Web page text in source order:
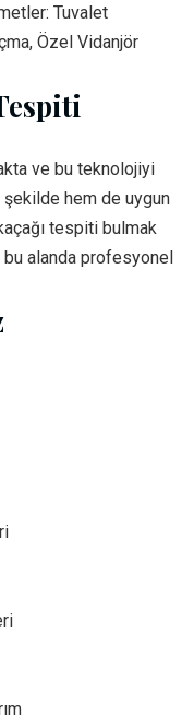
Tuvalet
Özel Vidanjör
ve bu teknolojiyi
hem de uygun
tespiti bulmak
alanda profesyonel